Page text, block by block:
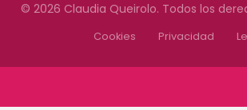
© 2026 Claudia Queirolo. Todos los
Cookies Privacidad